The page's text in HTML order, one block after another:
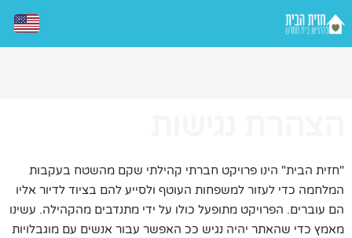
"חזית הבית" הינו פרויקט חברתי קהילתי שקם מהשטח בעקבות
המלחמה כדי לעזור למשפחות העוטף ולסייע להם בציוד לדיור אליו
הם עוברים. הפרויקט מתופעל כולו על ידי מתנדבים מהקהילה. עשינו
מאמץ כדי שהאתר יהיה נגיש ככ האפשר עבור אנשים עם מוגבלויות